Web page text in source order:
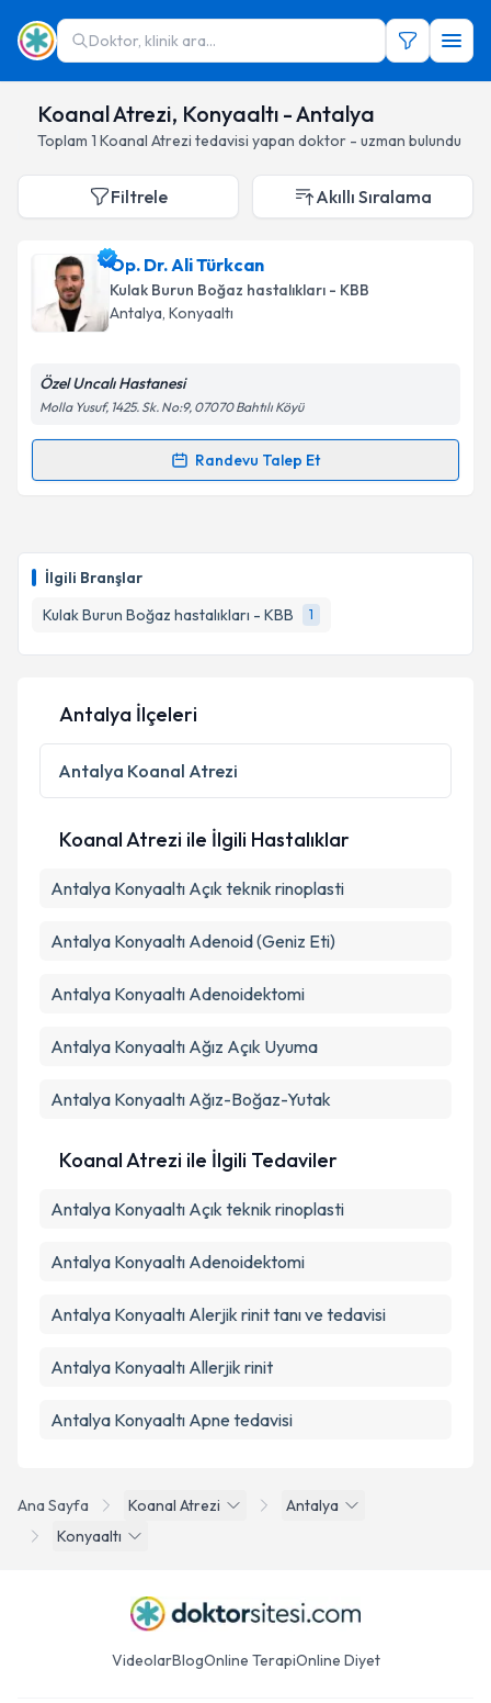
Doktor, klinik ara...
Koanal Atrezi, Konyaaltı - Antalya
Toplam 1 Koanal Atrezi tedavisi yapan doktor - uzman bulundu
İlgili Branşlar
Kulak Burun Boğaz hastalıkları - KBB
1
Filtrele Akıllı Sıralama
Op. Dr. Ali Türkcan
Kulak Burun Boğaz hastalıkları - KBB
Antalya, Konyaaltı
Özel Uncalı Hastanesi
Molla Yusuf, 1425. Sk. No:9, 07070 Bahtılı Köyü
Randevu Talep Et
Randevu Takvimi Talebi
takvim hazırlandığında e-posta ile bilgilendireceğiz.
Kişisel verilerimin işlenmesine ilişkinAydınlatma
Metni
'ni okudum ve kişisel verilerimin belirtilen
kapsamda işlenmesini kabul ediyorum.
Takvim Talebini Gönder
Ana Sayfa Koanal Atrezi
Antalya
Konyaaltı
Antalya İlçeleri
Antalya Koanal Atrezi
Koanal Atrezi ile İlgili Hastalıklar
Antalya Konyaaltı Açık teknik rinoplasti
Antalya Konyaaltı Adenoid (Geniz Eti)
Antalya Konyaaltı Adenoidektomi
Antalya Konyaaltı Ağız Açık Uyuma
Antalya Konyaaltı Ağız-Boğaz-Yutak
Koanal Atrezi ile İlgili Tedaviler
Antalya Konyaaltı Açık teknik rinoplasti
Antalya Konyaaltı Adenoidektomi
Antalya Konyaaltı Alerjik rinit tanı ve tedavisi
Antalya Konyaaltı Allerjik rinit
Antalya Konyaaltı Apne tedavisi
VideolarBlogOnline TerapiOnline Diyet